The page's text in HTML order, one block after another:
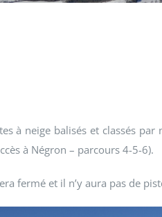
à neige balisés et classés
à Négron – parcours 4-5-6).
fermé et il n’y aura pas de